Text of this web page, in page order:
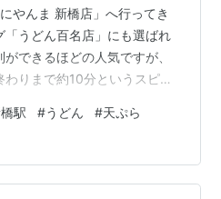
やんま 新橋店」へ行ってき
「うどん百名店」にも選ばれ
できるほどの人気ですが、
りまで約10分というスピー
っぷりご紹介します♪ メニ
うどんの王道ラインナップ
設置されており、メニュー
きます。物価高が続くな
駅 #うどん #天ぷら